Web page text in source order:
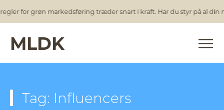
for grøn markedsføring træder snart i kraft. Har du styr på al din
MLDK
Tag: Influencers